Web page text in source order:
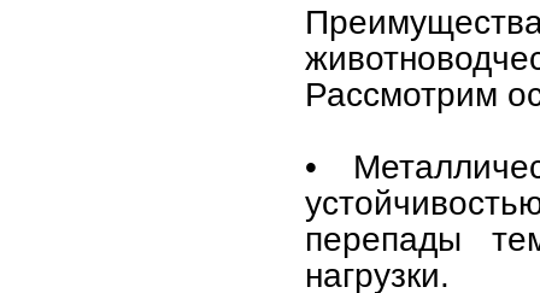
Рассмотрим
•
перепады